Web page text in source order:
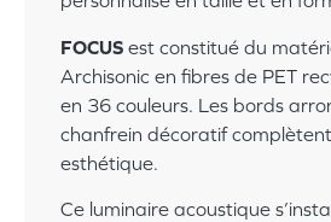
FOCUS est constitué du
Archisonic en fibres de PET
en 36 couleurs. Les bords
chanfrein décoratif complètent
esthétique.
Ce luminaire acoustique